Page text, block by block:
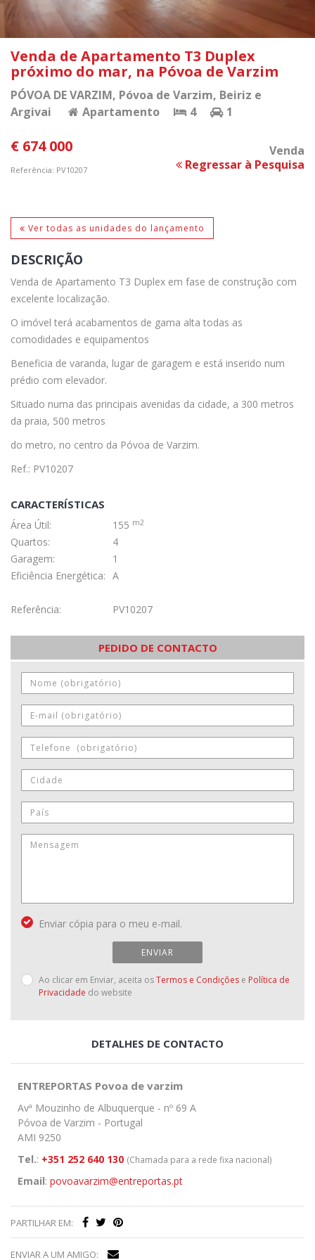
Venda de Apartamento T3 Duplex
próximo do mar, na Póvoa de Varzim
PÓVOA DE VARZIM, Póvoa de Varzim, Beiriz e
Argivai
Apartamento 4 1
€ 674 000 Venda
Referência: PV10207 Regressar à Pesquisa
Ver todas as unidades do lançamento
DESCRIÇÃO
Venda de Apartamento T3 Duplex em fase de construção com
excelente localização.
O imóvel terá acabamentos de gama alta todas as
comodidades e equipamentos
Beneficia de varanda, lugar de garagem e está inserido num
prédio com elevador.
Situado numa das principais avenidas da cidade, a 300 metros
da praia, 500 metros
do metro, no centro da Póvoa de Varzim.
Ref.: PV10207
CARACTERÍSTICAS
Área Útil: 155 m2
Quartos:
4
Garagem:
1
Eficiência Energética: A
Referência: PV10207
PEDIDO DE CONTACTO
Enviar cópia para o meu e-mail.
ENVIAR
Ao clicar em Enviar, aceita osTermos e Condições e Política de
Privacidade do website
DETALHES DE CONTACTO
ENTREPORTAS Povoa de varzim
Avª Mouzinho de Albuquerque - nº 69 A
Póvoa de Varzim - Portugal
AMI 9250
Tel.: +351 252 640 130 (Chamada para a rede fixa nacional)
Email: povoavarzim@entreportas.pt
PARTILHAR EM:
ENVIAR A UM AMIGO: